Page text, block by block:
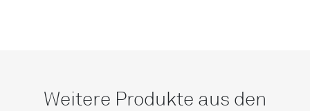
Weitere Produkte aus den